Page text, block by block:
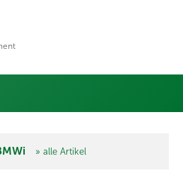
» alle Artikel